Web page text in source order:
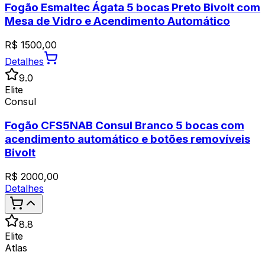
Fogão Esmaltec Ágata 5 bocas Preto Bivolt com
Mesa de Vidro e Acendimento Automático
R$ 1500,00
Detalhes
9.0
Elite
Consul
Fogão CFS5NAB Consul Branco 5 bocas com
acendimento automático e botões removíveis
Bivolt
R$ 2000,00
Detalhes
8.8
Elite
Atlas